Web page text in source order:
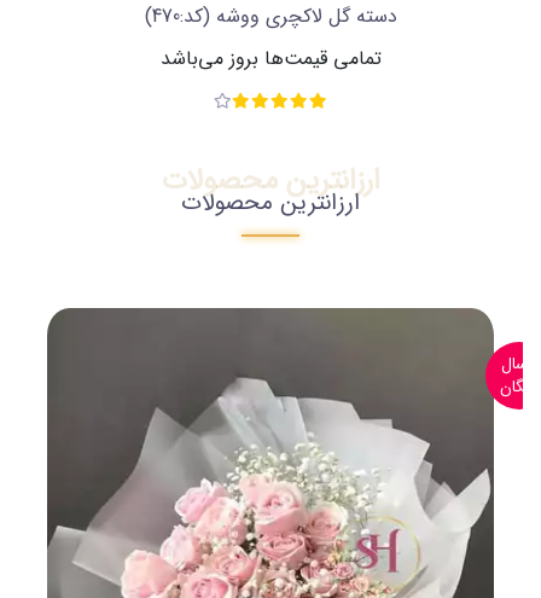
دسته گل لاکچری ووشه (کد:470)
تمامی قیمت‌ها بروز می‌باشد
ارزانترین محصولات
ارزانترین محصولات
ارسال
رایگان